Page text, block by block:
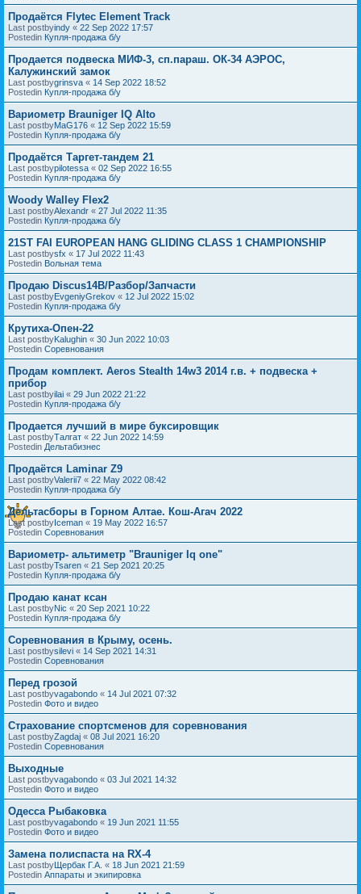
Продаётся Flytec Element Track
Last postbyindy « 22 Sep 2022 17:57
Postedin Купля-продажа б/у
Продается подвеска МИФ-3, сп.параш. ОК-34 АЭРОС,
Калужинский замок
Last postbygrinsva « 14 Sep 2022 18:52
Postedin Купля-продажа б/у
Вариометр Brauniger IQ Alto
Last postbyMaG176 « 12 Sep 2022 15:59
Postedin Купля-продажа б/у
Продаётся Таргет-тандем 21
Last postbypilotessa « 02 Sep 2022 16:55
Postedin Купля-продажа б/у
Woody Walley Flex2
Last postbyAlexandr « 27 Jul 2022 11:35
Postedin Купля-продажа б/у
21ST FAI EUROPEAN HANG GLIDING CLASS 1 CHAMPIONSHIP
Last postbysfx « 17 Jul 2022 11:43
Postedin Вольная тема
Продаю Discus14B/Разбор/Запчасти
Last postbyEvgeniyGrekov « 12 Jul 2022 15:02
Postedin Купля-продажа б/у
Крутиха-Опен-22
Last postbyKalughin « 30 Jun 2022 10:03
Postedin Соревнования
Продам комплект. Aeros Stealth 14w3 2014 г.в. + подвеска +
прибор
Last postbyilai « 29 Jun 2022 21:22
Postedin Купля-продажа б/у
Продается лучший в мире буксировщик
Last postbyТалгат « 22 Jun 2022 14:59
Postedin Дельтабизнес
Продаётся Laminar Z9
Last postbyValerii7 « 22 May 2022 08:42
Postedin Купля-продажа б/у
Дельтасборы в Горном Алтае. Кош-Агач 2022
Last postbyIceman « 19 May 2022 16:57
Postedin Соревнования
Вариометр- альтиметр "Brauniger Iq one"
Last postbyTsaren « 21 Sep 2021 20:25
Postedin Купля-продажа б/у
Продаю канат ксан
Last postbyNic « 20 Sep 2021 10:22
Postedin Купля-продажа б/у
Соревнования в Крыму, осень.
Last postbysilevi « 14 Sep 2021 14:31
Postedin Соревнования
Перед грозой
Last postbyvagabondo « 14 Jul 2021 07:32
Postedin Фото и видео
Страхование спортсменов для соревнования
Last postbyZagdaj « 08 Jul 2021 16:20
Postedin Соревнования
Выходные
Last postbyvagabondo « 03 Jul 2021 14:32
Postedin Фото и видео
Одесса Рыбаковка
Last postbyvagabondo « 19 Jun 2021 11:55
Postedin Фото и видео
Замена полиспаста на RX-4
Last postbyЩербак Г.А. « 18 Jun 2021 21:59
Postedin Аппараты и экипировка